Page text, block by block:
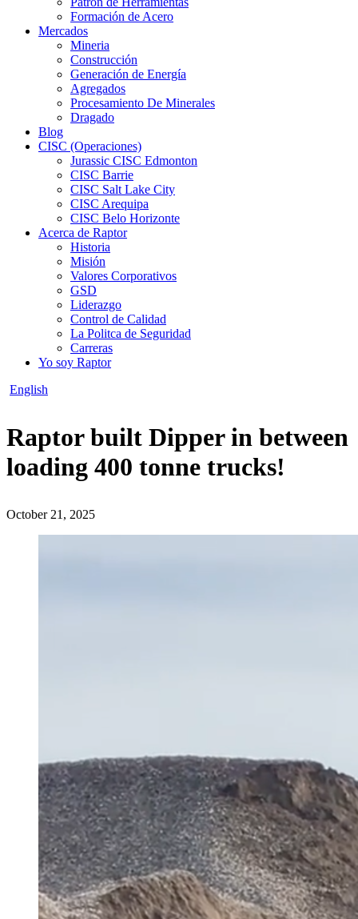
Formación de Acero
Mercados
Mineria
Construcción
Generación de Energía
Agregados
Procesamiento De Minerales
Dragado
Blog
CISC (Operaciones)
Jurassic CISC Edmonton
CISC Barrie
CISC Salt Lake City
CISC Arequipa
CISC Belo Horizonte
Acerca de Raptor
Historia
Misión
Valores Corporativos
GSD
Liderazgo
Control de Calidad
La Politca de Seguridad
Carreras
Yo soy Raptor
English
Raptor built Dipper in between
loading 400 tonne trucks!
October 21, 2025